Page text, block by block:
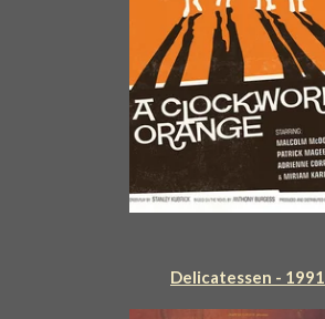
Delicatessen - 1991